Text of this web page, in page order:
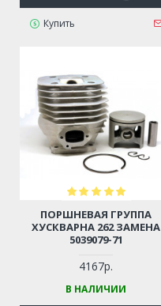
Купить
ПОРШНЕВАЯ ГРУППА
ХУСКВАРНА 262 ЗАМЕНА
5039079-71
4167р.
В НАЛИЧИИ